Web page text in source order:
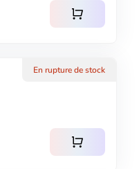
shopping_cart
En rupture de stock
shopping_cart